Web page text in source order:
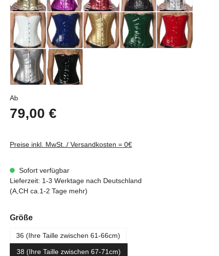
AbRegulärer Preis:
79,00 €
Preise inkl. MwSt../ Versandkosten = 0€
Sofort verfügbar
Lieferzeit: 1-3 Werktage nach Deutschland
(A,CH ca.1-2 Tage mehr)
Größeauswählen
36 (Ihre Taille zwischen 61-66cm)
38 (Ihre Taille zwischen 67-71cm)